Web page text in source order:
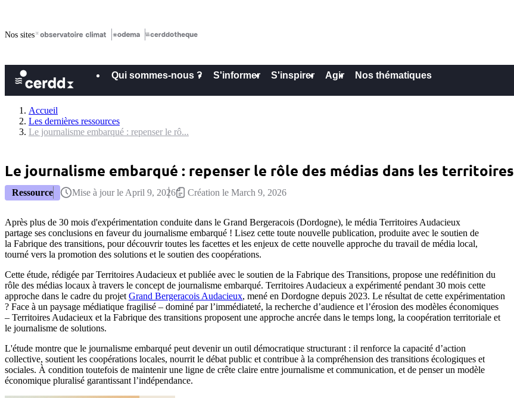
Nos sites
Qui sommes-nous ? S'informer S'inspirer Agir Nos thématiques
Accueil
Les dernières ressources
Le journalisme embarqué : repenser le rô...
Le journalisme embarqué : repenser le rôle des médias dans les territoires
Ressource Mise à jour le April 9, 2026 Création le March 9, 2026
Après plus de 30 mois d'expérimentation conduite dans le Grand Bergeracois (Dordogne), le média Territoires Audacieux
partage ses conclusions en faveur du journalisme embarqué ! Lisez cette toute nouvelle publication, produite avec le soutien de
la Fabrique des transitions, pour découvrir toutes les facettes et les enjeux de cette nouvelle approche du travail de média local,
tourné vers la promotion des solutions et le soutien des coopérations.
Cette étude, rédigée par Territoires Audacieux et publiée avec le soutien de la Fabrique des Transitions, propose une redéfinition du
rôle des médias locaux à travers le concept de journalisme embarqué. Territoires Audacieux a expérimenté pendant 30 mois cette
approche dans le cadre du projet Grand Bergeracois Audacieux, mené en Dordogne depuis 2023. Le résultat de cette expérimentation
? Face à un paysage médiatique fragilisé – dominé par l’immédiateté, la recherche d’audience et l’érosion des modèles économiques
– Territoires Audacieux et la Fabrique des transitions proposent une approche ancrée dans le temps long, la coopération territoriale et
le journalisme de solutions.
L'étude montre que le journalisme embarqué peut devenir un outil démocratique structurant : il renforce la capacité d’action
collective, soutient les coopérations locales, nourrit le débat public et contribue à la compréhension des transitions écologiques et
sociales. À condition toutefois de maintenir une ligne de crête claire entre journalisme et communication, et de penser un modèle
économique pluralisé garantissant l’indépendance.